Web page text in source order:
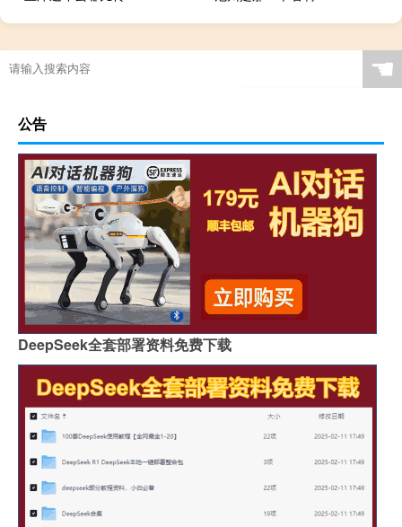
☚
公告
DeepSeek全套部署资料免费下载